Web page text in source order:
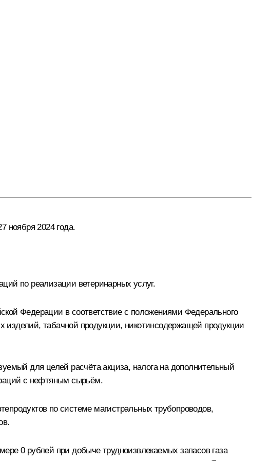
ноября 2024 года.
по реализации ветеринарных услуг.
Федерации в соответствие c положениями Федерального
изделий, табачной продукции, никотинсодержащей продукции
для целей расчёта акциза, налога на дополнительный
с нефтяным сырьём.
по системе магистральных трубопроводов,
0 рублей при добыче трудноизвлекаемых запасов газа